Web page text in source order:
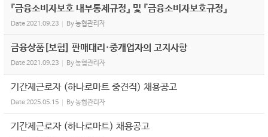
『금융소비자보호 내부통제규정』 및 『금융소비자보호규정』
Date2021.09.23 By농협관리자
금융상품[보험] 판매대리·중개업자의 고지사항
Date2021.09.23 By농협관리자
기간제근로자 (하나로마트 중견직) 채용공고
Date2025.05.15 By농협관리자
기간제근로자 (하나로마트) 채용공고